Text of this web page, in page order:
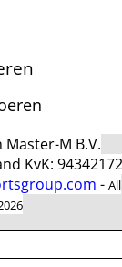
M B.V.
KvK: 94342172
- All